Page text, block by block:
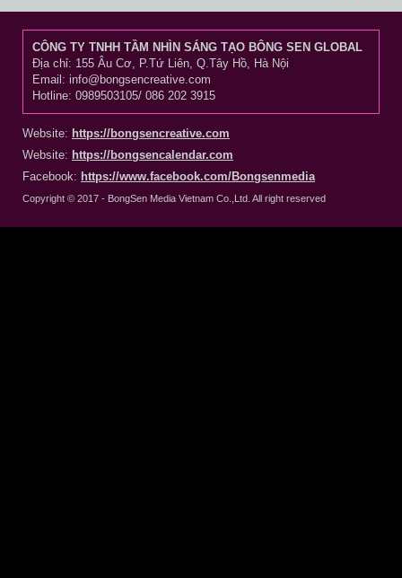
CÔNG TY TNHH TẦM NHÌN SÁNG TẠO BÔNG SEN GLOBAL
Địa chỉ: 155 Âu Cơ, P.Tứ Liên, Q.Tây Hồ, Hà Nội
Email: info@bongsencreative.com
Hotline: 0989503105/ 086 202 3915
Website: https://bongsencreative.com
Website: https://bongsencalendar.com
Facebook: https://www.facebook.com/Bongsenmedia
Copyright © 2017 - BongSen Media Vietnam Co.,Ltd. All right reserved